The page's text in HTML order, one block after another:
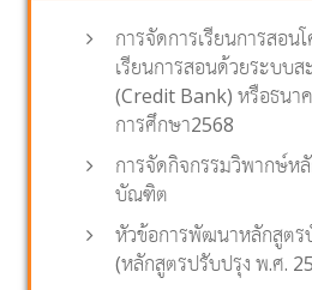
การจัดการเรียนการสอน
เรียนการสอนด้วยระบบ
(Credit Bank) หรือธนา
การศึกษา2568
การจัดกิจกรรมวิพากษ์ห
บัณฑิต
หัวข้อการพัฒนาหลักสูต
(หลักสูตรปรับปรุง พ.ศ.